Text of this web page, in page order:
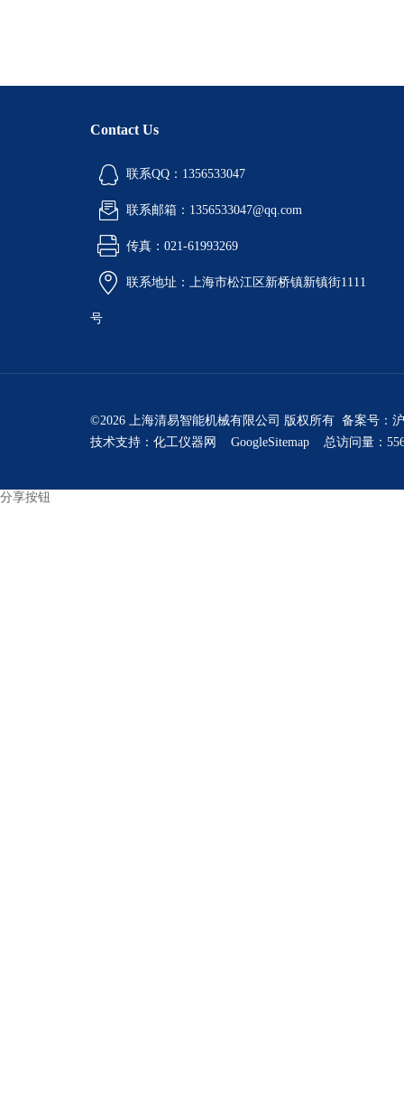
Contact Us
联系QQ：1356533047
联系邮箱：1356533047@qq.com
传真：021-61993269
联系地址：上海市松江区新桥镇新镇街1111
号
©2026 上海清易智能机械有限公司 版权所有 备案号：
技术支持： 化工仪器网 GoogleSitemap 总访问量：
分享按钮